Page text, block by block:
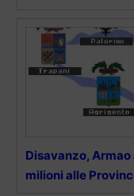
Disavanzo, Armao
milioni alle